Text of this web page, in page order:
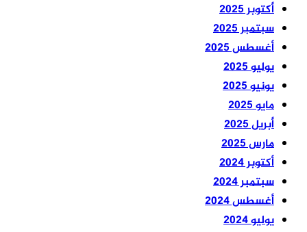
أكتوبر 2025
سبتمبر 2025
أغسطس 2025
يوليو 2025
يونيو 2025
مايو 2025
أبريل 2025
مارس 2025
أكتوبر 2024
سبتمبر 2024
أغسطس 2024
يوليو 2024